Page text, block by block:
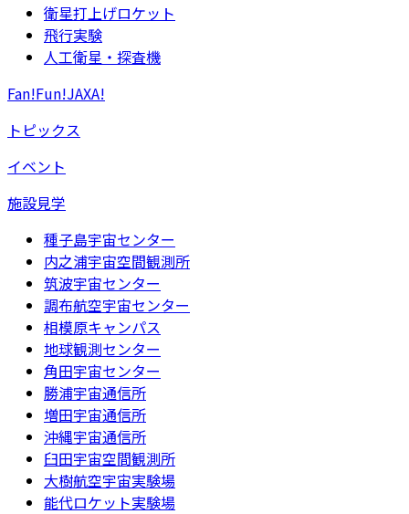
衛星打上げロケット
飛行実験
人工衛星・探査機
Fan!Fun!JAXA!
トピックス
イベント
施設見学
種子島宇宙センター
内之浦宇宙空間観測所
筑波宇宙センター
調布航空宇宙センター
相模原キャンパス
地球観測センター
角田宇宙センター
勝浦宇宙通信所
増田宇宙通信所
沖縄宇宙通信所
臼田宇宙空間観測所
大樹航空宇宙実験場
能代ロケット実験場